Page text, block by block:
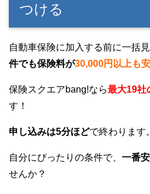
つける
自動車保険に加入する前に一括
件でも保険料が30,000円以上も安
保険スクエアbang!なら最大19社
す！
申し込みは5分ほどで終わります。
自分にぴったりの条件で、 一番
せんか？